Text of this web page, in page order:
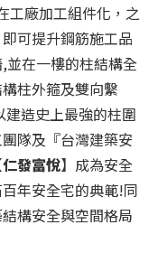
工廠加工組件化，之
可提升鋼筋施工品
並在一樓的柱結構全
柱外箍及雙向繫
造史上最強的柱圍
隊及『台灣建築安
仁發富悅】成為安全
年安全宅的典範!同
構安全與空間格局